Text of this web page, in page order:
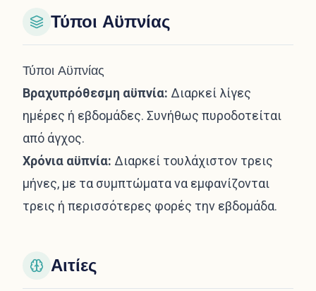
Τύποι Αϋπνίας
Τύποι Αϋπνίας
Βραχυπρόθεσμη αϋπνία: Διαρκεί λίγες
ημέρες ή εβδομάδες. Συνήθως πυροδοτείται
από άγχος.
Χρόνια αϋπνία: Διαρκεί τουλάχιστον τρεις
μήνες, με τα συμπτώματα να εμφανίζονται
τρεις ή περισσότερες φορές την εβδομάδα.
Αιτίες